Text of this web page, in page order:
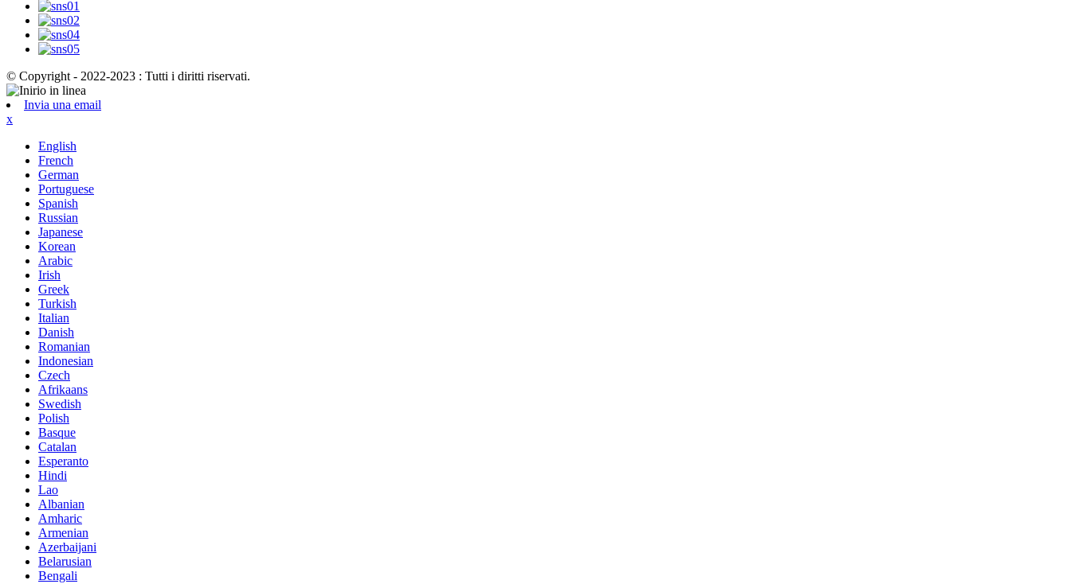
© Copyright - 2022-2023 : Tutti i diritti riservati.
Invia una email
x
English
French
German
Portuguese
Spanish
Russian
Japanese
Korean
Arabic
Irish
Greek
Turkish
Italian
Danish
Romanian
Indonesian
Czech
Afrikaans
Swedish
Polish
Basque
Catalan
Esperanto
Hindi
Lao
Albanian
Amharic
Armenian
Azerbaijani
Belarusian
Bengali